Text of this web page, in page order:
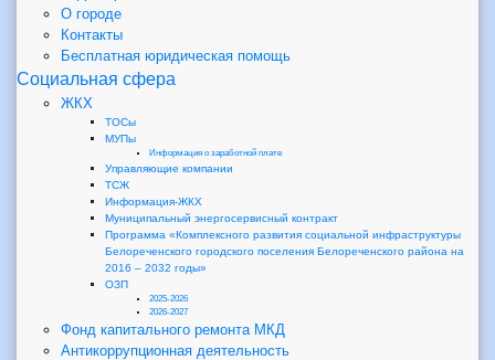
О городе
Контакты
Бесплатная юридическая помощь
Социальная сфера
ЖКХ
ТОСы
МУПы
Информация о заработной плате
Управляющие компании
ТСЖ
Информация-ЖКХ
Муниципальный энергосервисный контракт
Программа «Комплексного развития социальной инфраструктуры
Белореченского городского поселения Белореченского района на
2016 – 2032 годы»
ОЗП
2025-2026
2026-2027
Фонд капитального ремонта МКД
Антикоррупционная деятельность